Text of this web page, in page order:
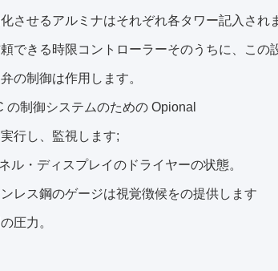
させるアルミナはそれぞれ各タワー記入され
できる時限コントローラーそのうちに、この
の制御は作用します。
制御システムのための Opional
行し、監視します;
ル・ディスプレイのドライヤーの状態。
レス鋼のゲージは視覚徴候をの提供します
圧力。